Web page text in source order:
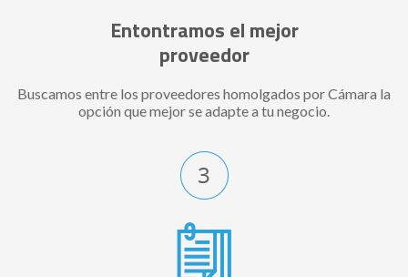
Entontramos el mejor
proveedor
Buscamos entre los proveedores homolgados por Cámara la
opción que mejor se adapte a tu negocio.